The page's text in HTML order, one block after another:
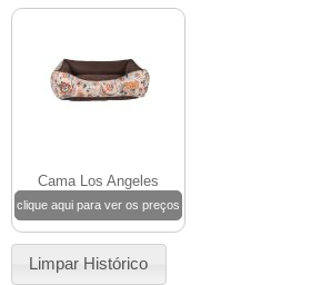
Cama Los Angeles
clique aqui para ver os preços
Limpar Histórico